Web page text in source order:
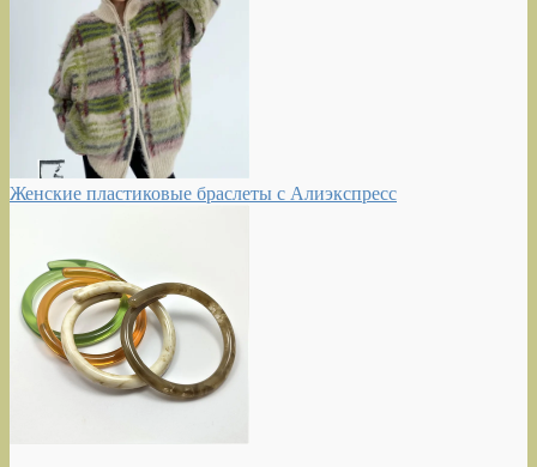
Женские пластиковые браслеты с Алиэкспресс